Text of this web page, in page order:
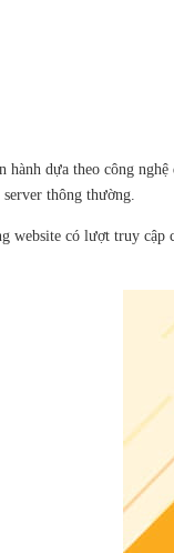
hành dựa theo công
thông thường.
website có lượt truy